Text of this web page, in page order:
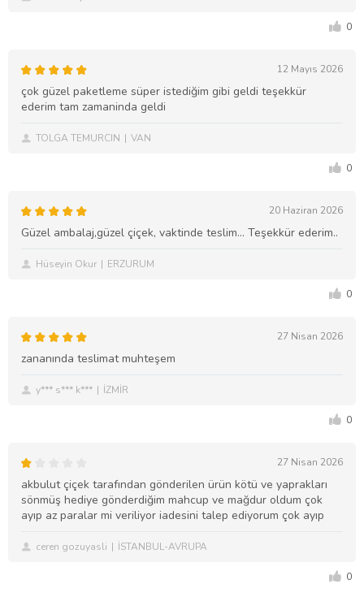
0
12 Mayıs 2026
çok güzel paketleme süper istediğim gibi geldi teşekkür
ederim tam zamaninda geldi
TOLGA TEMURCIN VAN
0
20 Haziran 2026
Güzel ambalaj,güzel çiçek, vaktinde teslim... Teşekkür ederim..
Hüseyin Okur ERZURUM
0
27 Nisan 2026
zananında teslimat muhteşem
y*** s*** k*** İZMİR
0
27 Nisan 2026
akbulut çiçek tarafından gönderilen ürün kötü ve yaprakları
sönmüş hediye gönderdiğim mahcup ve mağdur oldum çok
ayıp az paralar mi veriliyor iadesini talep ediyorum çok ayıp
ceren gozuyasli İSTANBUL-AVRUPA
0